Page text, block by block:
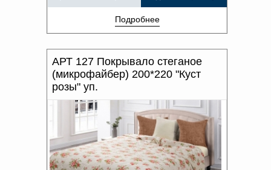
Подробнее
АРТ 127 Покрывало стеганое
(микрофайбер) 200*220 "Куст
розы" уп.